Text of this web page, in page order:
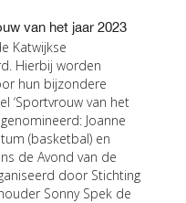
van het jaar 2023
Katwijkse
Hierbij worden
hun bijzondere
‘Sportvrouw van het
Joanne
(basketbal) en
de Avond van de
door Stichting
Sonny Spek de